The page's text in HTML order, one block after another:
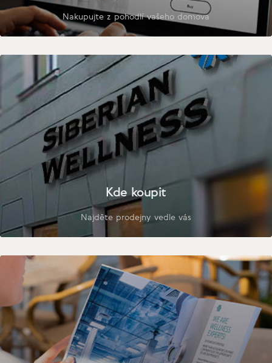
Nakupujte z pohodlí vašeho domova
Kde koupit
Najděte prodejny vedle vás